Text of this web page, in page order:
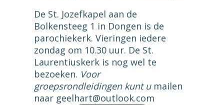
De St. Jozefkapel aan de
Bolkensteeg 1 in Dongen is de
parochiekerk. Vieringen iedere
zondag om 10.30 uur. De St.
Laurentiuskerk is nog wel te
bezoeken. Voor
groepsrondleidingen kunt u mailen
naar geelhart@outlook.com